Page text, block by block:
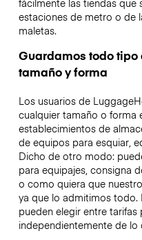
estaciones de metro o de
maletas.
Guardamos todo
tamaño y forma
Los usuarios de
cualquier tamaño o forma
establecimientos de
de equipos para esquiar,
Dicho de otro modo:
para equipajes, consigna
o como quiera que
ya que lo admitimos todo.
pueden elegir entre tarifas
independientemente de lo